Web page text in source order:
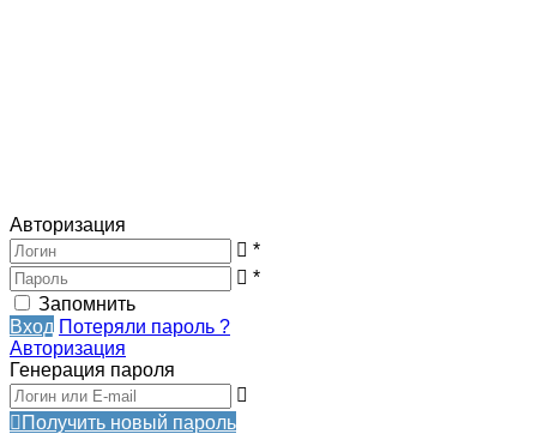
Авторизация
*
*
Запомнить
Вход Потеряли пароль ?
Авторизация
Генерация пароля
Получить новый пароль